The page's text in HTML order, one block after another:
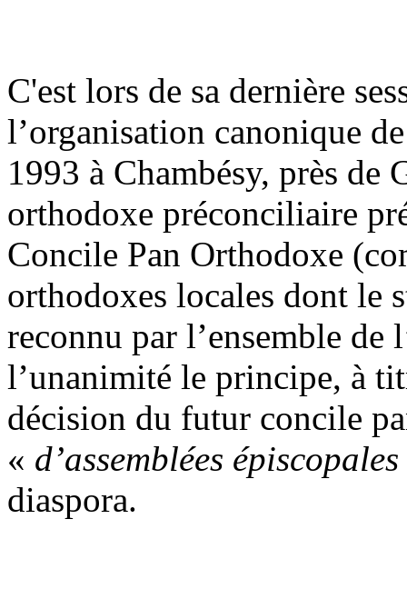
C'est lors de sa dernière
l’organisation canonique
1993 à Chambésy, près de
orthodoxe préconciliaire
Concile Pan Orthodoxe
orthodoxes locales dont le
reconnu par l’ensemble
l’unanimité le principe, à
décision du futur concile
« d’assemblées épiscopales
diaspora.